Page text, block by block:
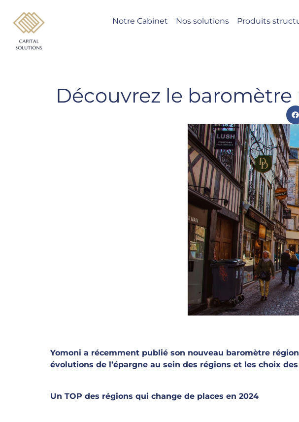
Notre Cabinet Nos solutions Produits
Découvrez le baromètre
Yomoni a récemment publié son nouveau baromètre
évolutions de l’épargne au sein des régions et les choix
Un TOP des régions qui change de places en 2024